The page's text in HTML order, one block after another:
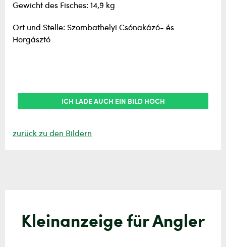
Gewicht des Fisches: 14,9 kg
Ort und Stelle: Szombathelyi Csónakázó- és
Horgásztó
ICH LADE AUCH EIN BILD HOCH
zurück zu den Bildern
Kleinanzeige für Angler